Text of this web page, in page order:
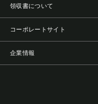
領収書について
コーポレートサイト
企業情報